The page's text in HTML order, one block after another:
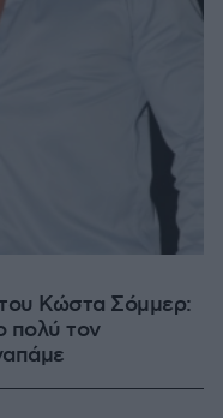
Κώστα Σόμμερ:
πολύ τον